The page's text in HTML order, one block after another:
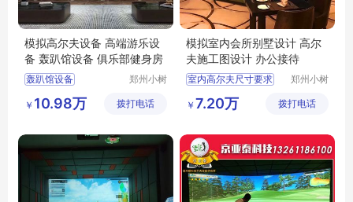
模拟高尔夫设备 高端游乐设
备 轰趴馆设备 俱乐部健身房
轰趴馆设备
模拟高尔夫设备
平顶山模拟高尔夫
郑州小树
有限公司
￥ 10.98万 拨打电话
模拟室内会所别墅设计 高尔
夫施工图设计 办公接待
室内高尔夫尺寸要求
模拟高尔夫
室内高尔夫投资
郑州小树
有限公司
￥ 7.20万 拨打电话